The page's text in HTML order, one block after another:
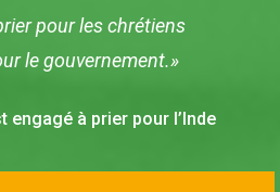
pour les chrétiens
le gouvernement.»
engagé à prier pour l’Inde